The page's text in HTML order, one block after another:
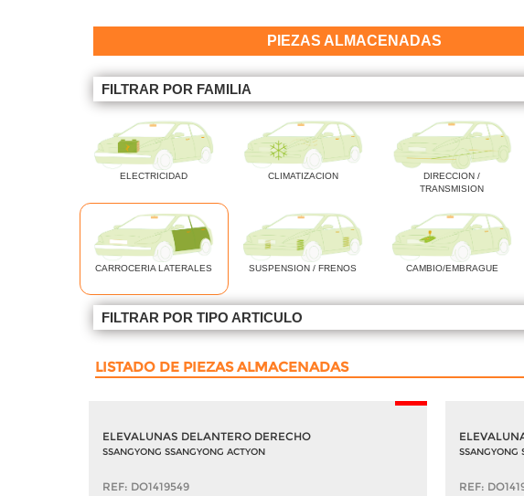
PIEZAS ALMACENADAS
FILTRAR POR FAMILIA
ELECTRICIDAD CLIMATIZACION
DIRECCION /
TRANSMISION
CARROCERIA LATERALES SUSPENSION / FRENOS CAMBIO/EMBRAGUE
FILTRAR POR TIPO ARTICULO
LISTADO DE PIEZAS ALMACENADAS
ELEVALUNAS DELANTERO DERECHO
SSANGYONG SSANGYONG ACTYON
REF: DO1419549
SSANGYONG
REF: